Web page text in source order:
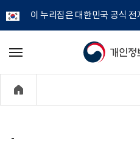
이 누리집은 대한민국 공식
개
정
메
기
-